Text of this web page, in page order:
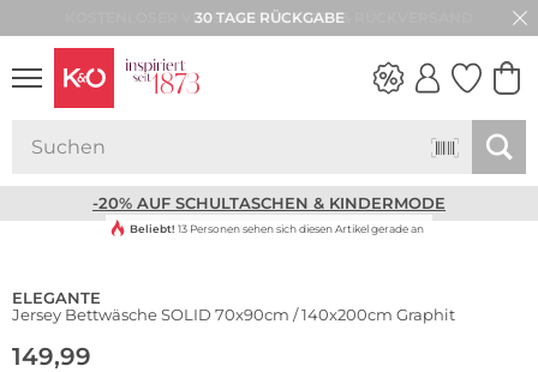
30 TAGE RÜCKGABE
-20% AUF SCHULTASCHEN & KINDERMODE
Beliebt! 13 Personen sehen sich diesen Artikel gerade an
ELEGANTE
Jersey Bettwäsche SOLID 70x90cm / 140x200cm Graphit
149,99